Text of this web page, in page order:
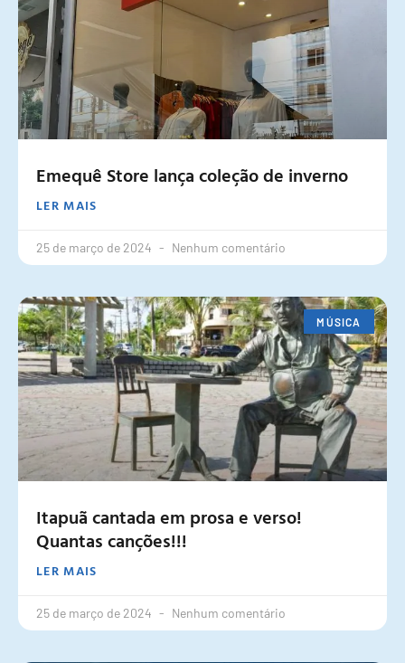
Emequê Store lança coleção de inverno
LER MAIS
25 de março de 2024 Nenhum comentário
MÚSICA
Itapuã cantada em prosa e verso!
Quantas canções!!!
LER MAIS
25 de março de 2024 Nenhum comentário